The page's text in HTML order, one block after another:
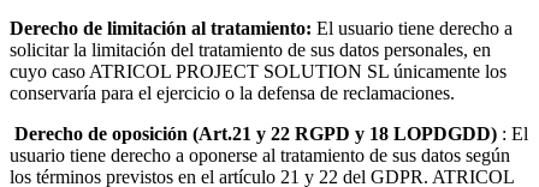
Derecho de limitación al tratamiento: El usuario tiene derecho a
solicitar la limitación del tratamiento de sus datos personales, en
cuyo caso ATRICOL PROJECT SOLUTION SL únicamente los
conservaría para el ejercicio o la defensa de reclamaciones.
Derecho de oposición (Art.21 y 22 RGPD y 18 LOPDGDD) : El
usuario tiene derecho a oponerse al tratamiento de sus datos según
los términos previstos en el artículo 21 y 22 del GDPR. ATRICOL